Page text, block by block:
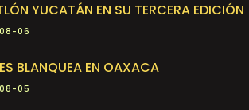
YUCATÁN EN SU TERCERA EDICIÓN
06
BLANQUEA EN OAXACA
05